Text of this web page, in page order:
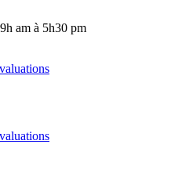
am à 5h30 pm